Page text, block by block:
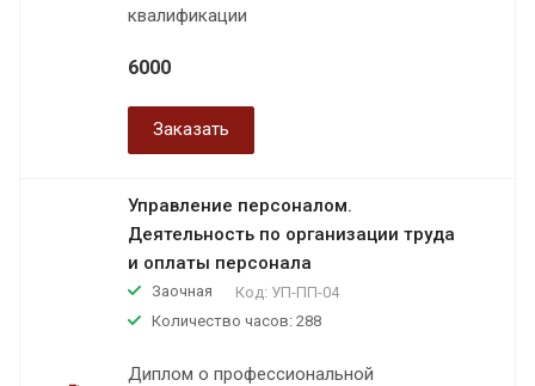
квалификации
6000
Заказать
Управление персоналом.
Деятельность по организации труда
и оплаты персонала
Заочная Код: УП-ПП-04
Количество часов: 288
Диплом о профессиональной